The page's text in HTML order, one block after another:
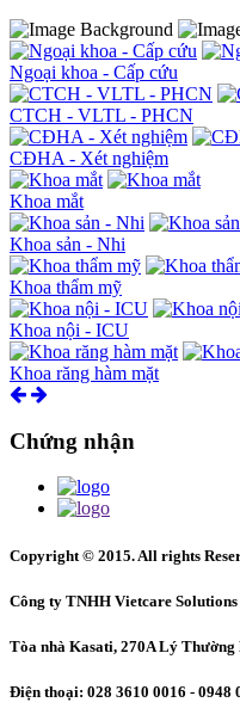
Ngoại khoa - Cấp cứu
CTCH - VLTL - PHCN
CĐHA - Xét nghiệm
Khoa mắt
Khoa sản - Nhi
Khoa thẩm mỹ
Khoa nội - ICU
Khoa răng hàm mặt
Chứng nhận
Copyright © 2015. All rights
Công ty TNHH Vietcare Solutions
Tòa nhà Kasati, 270A Lý Thường
Điện thoại: 028 3610 0016 - 0948